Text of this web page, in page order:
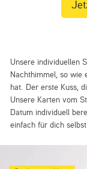
Unsere individuellen
Nachthimmel, so wie
hat. Der erste Kuss,
Unsere Karten vom
Datum individuell
einfach für dich selbst.